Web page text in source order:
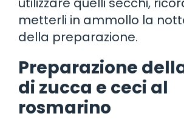
metterli in ammollo la
della preparazione.
Preparazione
di zucca e ceci al
rosmarino